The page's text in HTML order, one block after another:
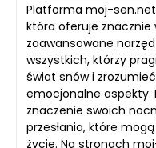
Platforma moj-
która oferuje znacznie
zaawansowane
wszystkich, którzy
świat snów i
emocjonalne aspekty.
znaczenie swoich
przesłania, które
życie. Na stronach